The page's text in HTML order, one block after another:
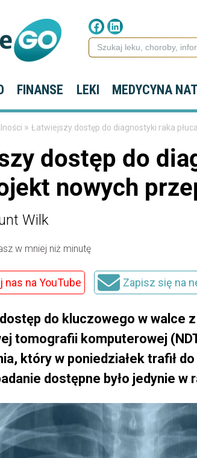
FINANSE LEKI MEDYCYNA
» Łatwiejszy dostęp do diagnostyki raka
dostęp do
nowych
Wilk
w mniej niż minutę
nas na YouTube Zapisz się na
do kluczowego w walce
tomografii komputerowej
który w poniedziałek trafił
dostępne było jedynie w